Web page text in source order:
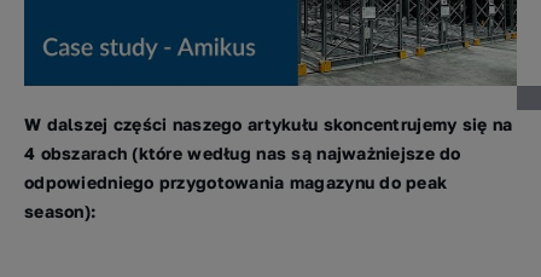
W dalszej części naszego artykułu skoncentrujemy się na
4 obszarach (które według nas są najważniejsze do
odpowiedniego przygotowania magazynu do peak
season):